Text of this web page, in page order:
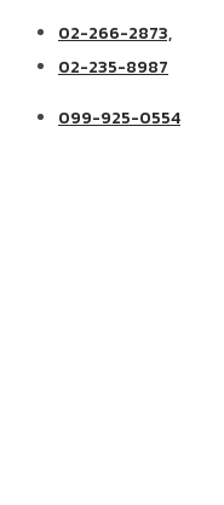
02-266-2873,
02-235-8987
099-925-0554